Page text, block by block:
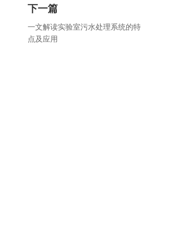
下一篇
一文解读实验室污水处理系统的特
点及应用